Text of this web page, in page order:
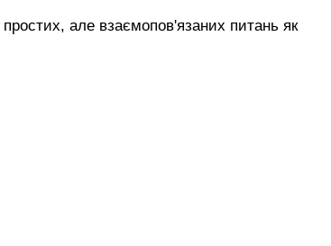
але взаємопов'язаних питань як